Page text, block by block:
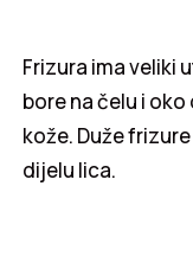
Frizura ima veliki
bore na čelu i
kože. Duže
dijelu lica.